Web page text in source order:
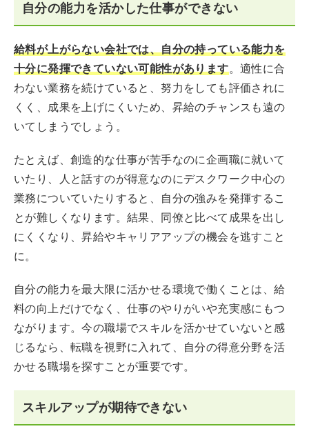
自分の能力を活かした仕事ができない
給料が上がらない会社では、自分の持っている能力を
十分に発揮できていない可能性があります。適性に合
わない業務を続けていると、努力をしても評価されに
くく、成果を上げにくいため、昇給のチャンスも遠の
いてしまうでしょう。
たとえば、創造的な仕事が苦手なのに企画職に就いて
いたり、人と話すのが得意なのにデスクワーク中心の
業務についていたりすると、自分の強みを発揮するこ
とが難しくなります。結果、同僚と比べて成果を出し
にくくなり、昇給やキャリアアップの機会を逃すこと
に。
自分の能力を最大限に活かせる環境で働くことは、給
料の向上だけでなく、仕事のやりがいや充実感にもつ
ながります。今の職場でスキルを活かせていないと感
じるなら、転職を視野に入れて、自分の得意分野を活
かせる職場を探すことが重要です。
スキルアップが期待できない